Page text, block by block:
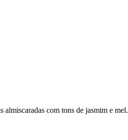
com tons de jasmim e mel.